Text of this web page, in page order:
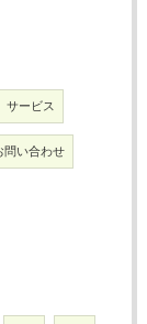
サービス
問い合わせ